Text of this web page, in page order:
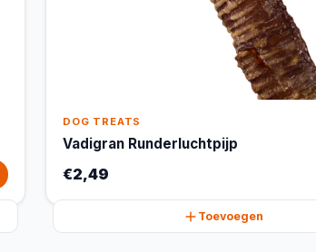
DOG TREATS
Vadigran Runderluchtpijp
€2,49
Toevoegen